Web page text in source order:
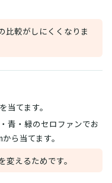
比較がしにくくなりま
当てます。
青・緑のセロファンでお
ら当てます。
えるためです。